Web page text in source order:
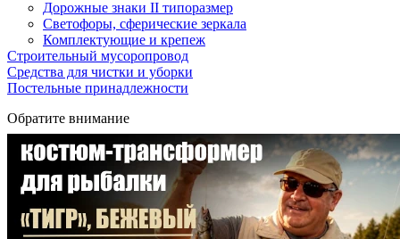
Дорожные знаки II типоразмер
Светофоры, сферические зеркала
Комплектующие и крепеж
Строительный мусоропровод
Средства для чистки и уборки
Постельные принадлежности
Обратите внимание